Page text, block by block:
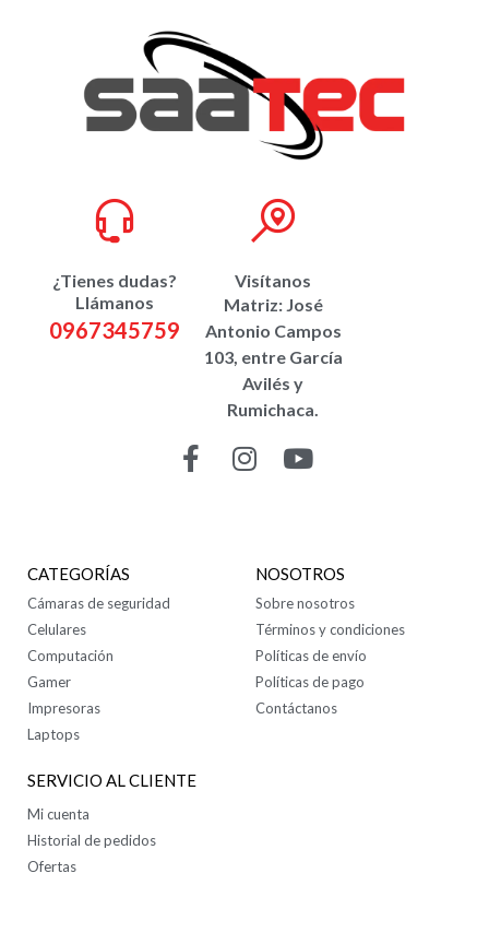
¿Tienes dudas?
Llámanos
0967345759
Visítanos
Matriz: José
Antonio Campos
103, entre García
Avilés y
Rumichaca.
CATEGORÍAS
Cámaras de seguridad
Celulares
Computación
Gamer
Impresoras
Laptops
NOSOTROS
Sobre nosotros
Términos y condiciones
Políticas de envío
Políticas de pago
Contáctanos
SERVICIO AL CLIENTE
Mi cuenta
Historial de pedidos
Ofertas